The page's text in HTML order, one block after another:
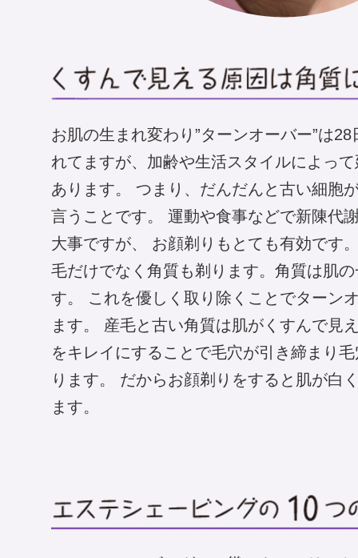
お肌の生まれ変わり”ターンオーバー”は
れてますが、加齢や生活スタイルによっ
あります。 つまり、だんだんと古い細胞
言うことです。 運動や食事などで新陳代
大事ですが、 お顔剃りもとても有効です
毛だけでなく角質も剃ります。角質は肌
す。 これを優しく取り除くことでターン
ます。 産毛と古い角質は肌がくすんで見
をキレイにすることで毛穴が引き締まり
ります。 だからお顔剃りをすると肌が白
ます。